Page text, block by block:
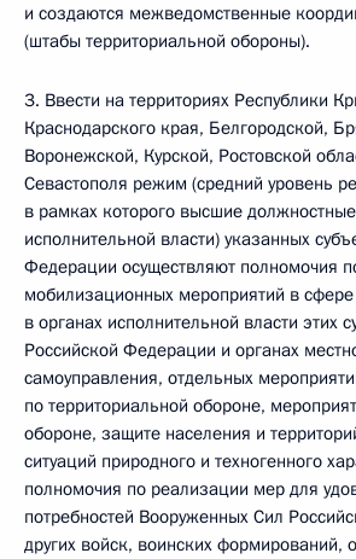
и создаются межведомственные
(штабы территориальной обороны).
3. Ввести на территориях Республики
Краснодарского края, Белгородской,
Воронежской, Курской, Ростовской
Севастополя режим (средний уровень
в рамках которого высшие
исполнительной власти) указанных
Федерации осуществляют полномочия
мобилизационных мероприятий в
в органах исполнительной власти этих
Российской Федерации и органах
самоуправления, отдельных
по территориальной обороне,
обороне, защите населения и
ситуаций природного и техногенного
полномочия по реализации мер для
потребностей Вооруженных Сил
других войск, воинских формирований,